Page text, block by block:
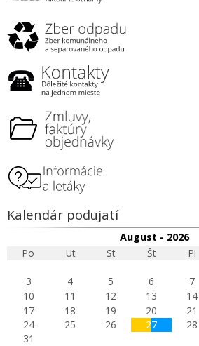
Kalendár podujatí
August - 2026
Po
Ut St Št Pi
3
4 5 6 7
10
11 12 13 14
17
18 19 20 21
24
25 26 27 28
31